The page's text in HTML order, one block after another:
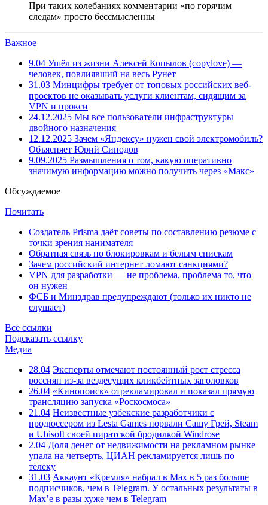
При таких колебаниях комментарии «по горячим
следам» просто бессмысленны
Важное
9.04 Ушёл из жизни Алексей Копылов (copylove) —
человек, повлиявший на весь Рунет
31.03 Минцифры требует от топовых российских веб-
проектов не оказывать услуги клиентам, сидящим за
VPN и прокси
24.12.2025 Мы все пользователи инфраструктуры
двойного назначения
12.12.2025 Зачем «Яндексу» нужен свой электромобиль?
Объясняет Юрий Синодов
9.09.2025 Размышления о том, какую оперативно
значимую информацию можно получить через «Макс»
Обсуждаемое
Почитать
Создатель Prisma даёт советы по составлению резюме с
точки зрения нанимателя
Обратная связь по блокировкам и белым спискам
Зачем российский интернет ломают санкциями?
VPN для разработки — не проблема, проблема то, что
он нужен
ФСБ и Минздрав предупреждают (только их никто не
слушает)
Все ссылки
Подсказать ссылку
Медиа
28.04 Эксперты отмечают постоянный рост стресса
россиян из-за вездесущих кликбейтных заголовков
26.04 «Кинопоиск» отрекламировал и показал прямую
трансляцию запуска «Роскосмоса»
21.04 Неизвестные узбекские разработчики с
продюссером из Lesta Games порвали Сашу Грей, Steam
и Ubisoft своей пиратской бродилкой Windrose
2.04 Доля денег от недвижимости на рекламном рынке
упала на четверть, ЦИАН рекламируется лишь по
телеку
31.03 Аккаунт «Кремля» набрал в Max в 5 раз больше
подписчиков, чем в Telegram. У остальных результаты в
Max’е в разы хуже чем в Telegram